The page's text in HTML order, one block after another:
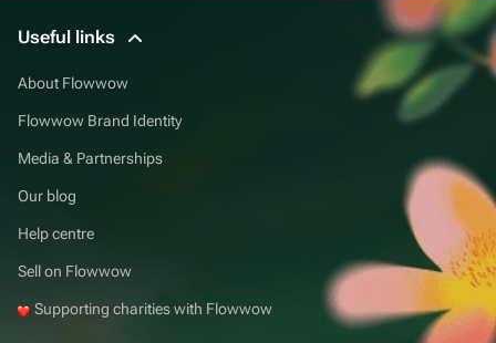
Useful links
About Flowwow
Flowwow Brand Identity
Media & Partnerships
Our blog
Help centre
Sell on Flowwow
Supporting charities with Flowwow